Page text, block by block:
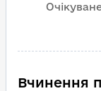
Вчинення